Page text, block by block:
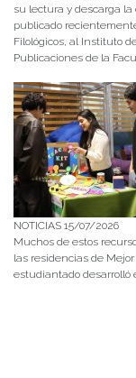
su lectura y descarga la
publicado
Filológicos, al Instituto
Publicaciones de la
NOTICIAS 15/07/2026
Muchos de estos
las residencias de
estudiantado desarrolló